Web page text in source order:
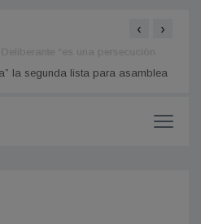
“es una persecución
‹ ›